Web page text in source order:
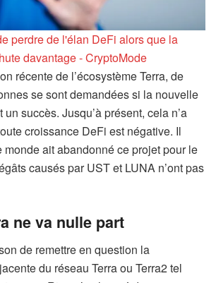
récente de l’écosystème Terra, de
se sont demandées si la nouvelle
succès. Jusqu’à présent, cela n’a
croissance DeFi est négative. Il
monde ait abandonné ce projet pour le
causés par UST et LUNA n’ont pas
ne va nulle part
de remettre en question la
du réseau Terra ou Terra2 tel